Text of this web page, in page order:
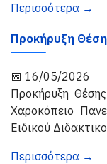
Περισσότερα →
Προκήρυξη
📅 16/05/2026
Προκήρυξη
Χαροκόπειο
Ειδικού
Περισσότερα →